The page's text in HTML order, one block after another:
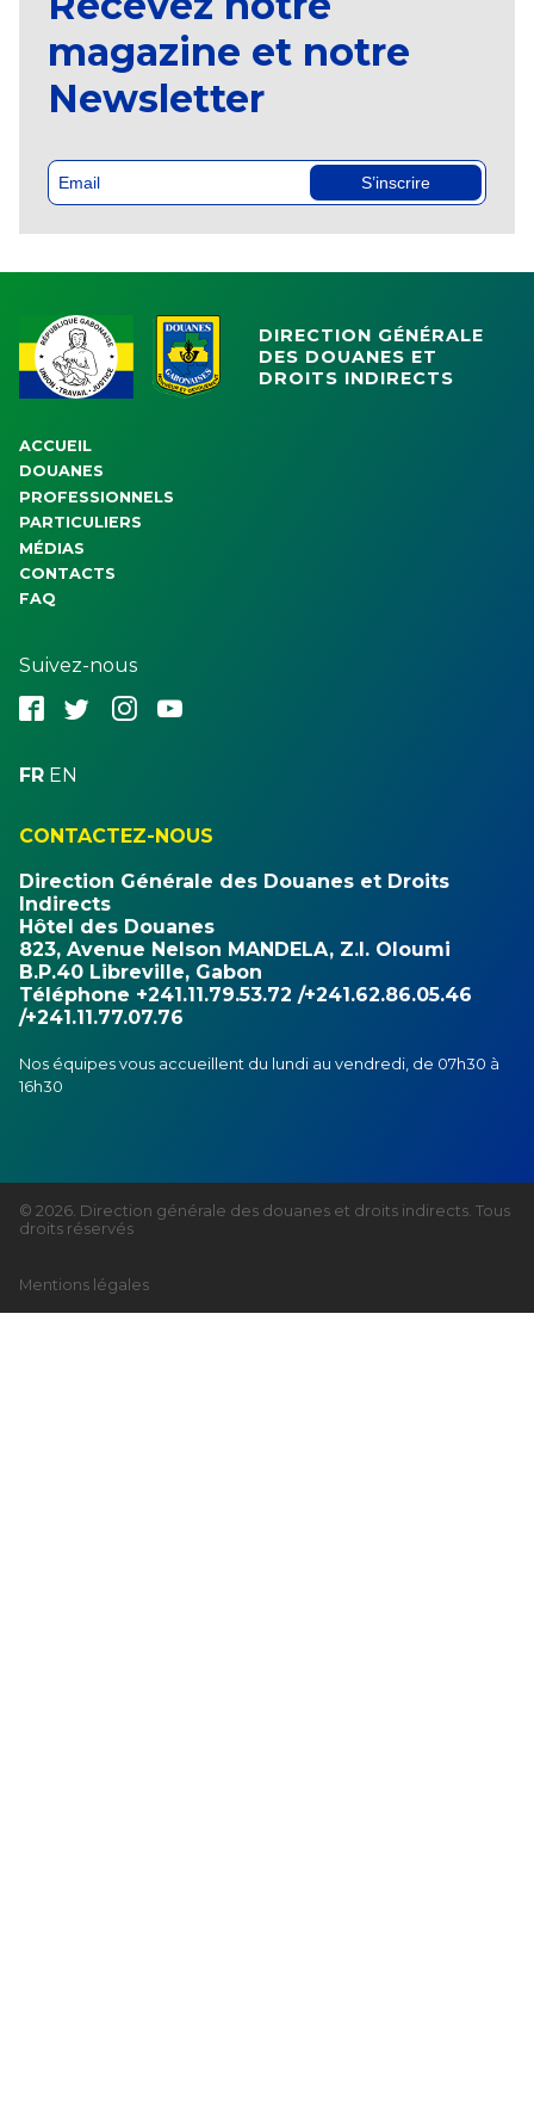
magazine et notre
Newsletter
S’inscrire
DIRECTION GÉNÉRALE
DES DOUANES ET
DROITS INDIRECTS
ACCUEIL
DOUANES
PROFESSIONNELS
PARTICULIERS
MÉDIAS
CONTACTS
FAQ
Suivez-nous
fbk twt ins ytb
FR EN
CONTACTEZ-NOUS
Direction Générale des Douanes et Droits
Indirects
Hôtel des Douanes
823, Avenue Nelson MANDELA, Z.I. Oloumi
B.P.40 Libreville, Gabon
Téléphone +241.11.79.53.72 /+241.62.86.05.46
/+241.11.77.07.76
Nos équipes vous accueillent du lundi au vendredi, de 07h30 à
16h30
© 2026. Direction générale des douanes et droits indirects. Tous
droits réservés
Mentions légales